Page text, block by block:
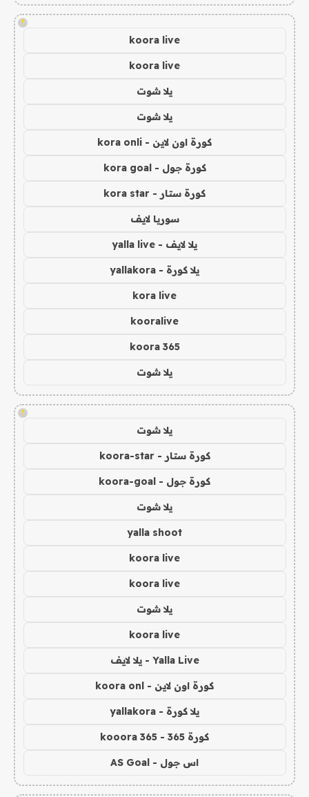
!
koora live
koora live
يلا شوت
يلا شوت
كورة اون لاين - kora onli
كورة جول - kora goal
كورة ستار - kora star
سوريا لايف
يلا لايف - yalla live
يلا كورة - yallakora
kora live
kooralive
koora 365
يلا شوت
!
يلا شوت
كورة ستار - koora-star
كورة جول - koora-goal
يلا شوت
yalla shoot
koora live
koora live
يلا شوت
koora live
Yalla Live - يلا لايف
كورة اون لاين - koora onl
يلا كورة - yallakora
كورة 365 - kooora 365
اس جول - AS Goal